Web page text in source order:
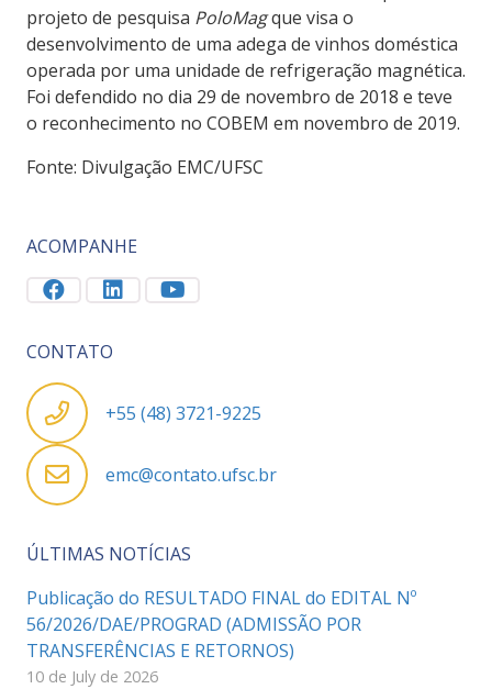
projeto de pesquisa PoloMagque visa o
desenvolvimento de uma adega de vinhos doméstica
operada por uma unidade de refrigeração magnética.
Foi defendido no dia 29 de novembro de 2018 e teve
o reconhecimento no COBEM em novembro de 2019.
Fonte: Divulgação EMC/UFSC
ACOMPANHE
CONTATO
+55 (48) 3721-9225
emc@contato.ufsc.br
ÚLTIMAS NOTÍCIAS
Publicação do RESULTADO FINAL do EDITAL Nº
56/2026/DAE/PROGRAD (ADMISSÃO POR
TRANSFERÊNCIAS E RETORNOS)
10 de July de 2026